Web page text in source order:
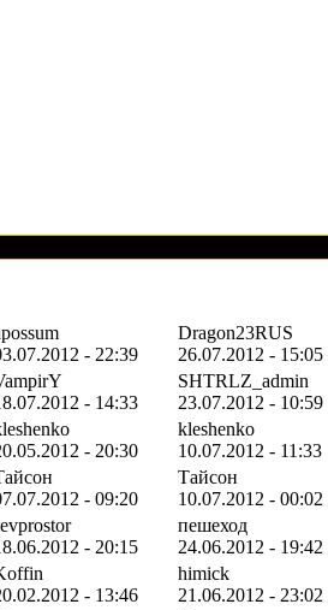
- 22:39
Dragon23RUS
26.07.2012 - 15:05
- 14:33
SHTRLZ_admin
23.07.2012 - 10:59
- 20:30
kleshenko
10.07.2012 - 11:33
- 09:20
Тайсон
10.07.2012 - 00:02
- 20:15
пешеход
24.06.2012 - 19:42
- 13:46
himick
21.06.2012 - 23:02